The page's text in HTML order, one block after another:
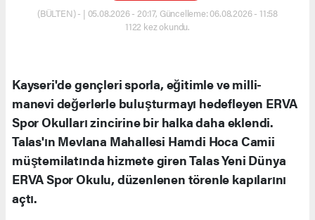
(BÜLTEN) - | 05.08.2026 - 20:17, Güncelleme: 06.08.2026 - 11:58
1122 kez okundu.
Kayseri'de gençleri sporla, eğitimle ve milli-
manevi değerlerle buluşturmayı hedefleyen ERVA
Spor Okulları zincirine bir halka daha eklendi.
Talas'ın Mevlana Mahallesi Hamdi Hoca Camii
müştemilatında hizmete giren Talas Yeni Dünya
ERVA Spor Okulu, düzenlenen törenle kapılarını
açtı.